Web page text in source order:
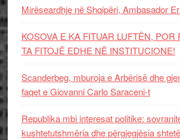
Mirëseardhje në Shqipëri, Ambasador
KOSOVA E KA FITUAR LUFTËN, POR
TA FITOJË EDHE NË INSTITUCIONE!
Scanderbeg, mburoja e Arbërisë dhe
faqet e Giovanni Carlo Saraceni-t
Republika mbi interesat politike:
kushtetutshmëria dhe përgjegjësia